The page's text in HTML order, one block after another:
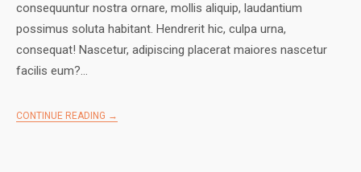
consequuntur nostra ornare, mollis aliquip, laudantium
possimus soluta habitant. Hendrerit hic, culpa urna,
consequat! Nascetur, adipiscing placerat maiores nascetur
facilis eum?…
CONTINUE READING →